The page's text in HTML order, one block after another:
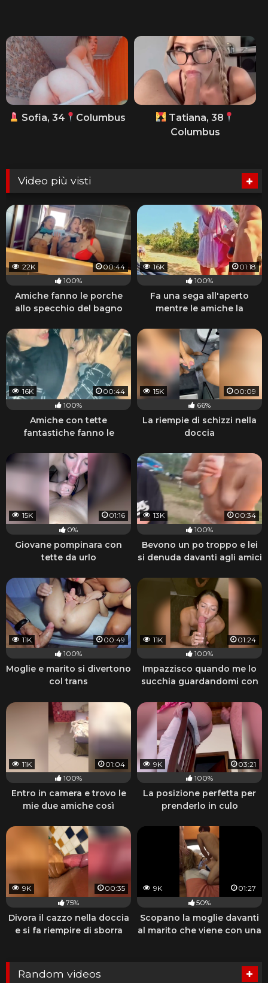
Sofia, 34 Columbus
Tatiana, 38
Columbus
Video più visti
22K
00:44
100%
Amiche fanno le porche
allo specchio del bagno
16K
01:18
100%
Fa una sega all'aperto
mentre le amiche la
16K
00:44
100%
Amiche con tette
fantastiche fanno le
15K
00:09
66%
La riempie di schizzi nella
doccia
15K
01:16
0%
Giovane pompinara con
tette da urlo
13K
00:34
100%
Bevono un po troppo e lei
si denuda davanti agli amici
11K
00:49
100%
Moglie e marito si divertono
col trans
11K
01:24
100%
Impazzisco quando me lo
succhia guardandomi con
11K
01:04
100%
Entro in camera e trovo le
mie due amiche così
9K
03:21
100%
La posizione perfetta per
prenderlo in culo
9K
00:35
75%
Divora il cazzo nella doccia
e si fa riempire di sborra
9K
01:27
50%
Scopano la moglie davanti
al marito che viene con una
Random videos